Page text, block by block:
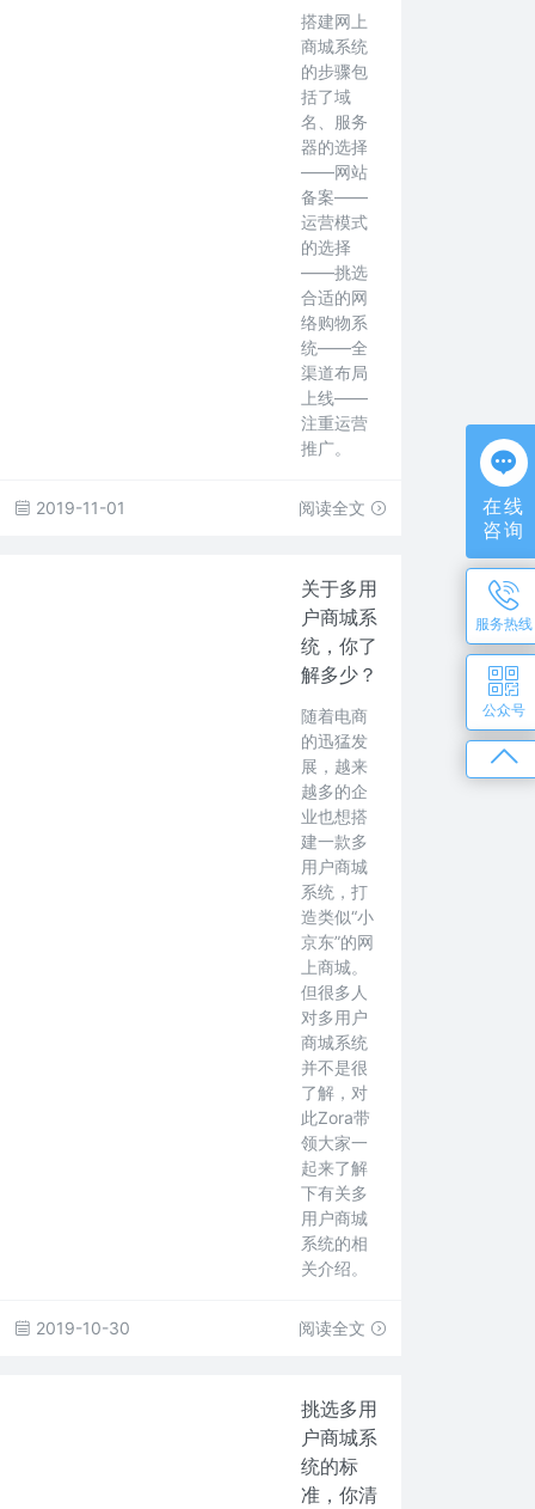
搭建网上
商城系统
的步骤包
括了域
名、服务
器的选择
——网站
备案——
运营模式
的选择
——挑选
合适的网
络购物系
统——全
渠道布局
上线——
注重运营
推广。
2019-11-01 阅读全文
关于多用
户商城系
统，你了
解多少？
随着电商
的迅猛发
展，越来
越多的企
业也想搭
建一款多
用户商城
系统，打
造类似“小
京东”的网
上商城。
但很多人
对多用户
商城系统
并不是很
了解，对
此Zora带
领大家一
起来了解
下有关多
用户商城
系统的相
关介绍。
2019-10-30 阅读全文
挑选多用
户商城系
统的标
准，你清
在线
咨询
服务热线
公众号